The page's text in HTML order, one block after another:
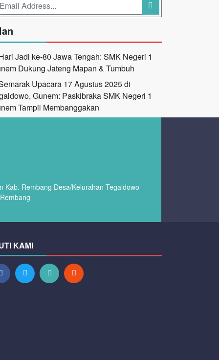
Kab. Rembang Desa/Kelurahan Tegaldowo
KAMI